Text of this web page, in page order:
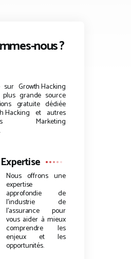
nous ?
sur Growth Hacking
plus grande source
gratuite dédiée
Hacking et autres
Marketing
Expertise
Nous offrons une
expertise
approfondie de
l’industrie de
l’assurance pour
vous aider à mieux
comprendre les
enjeux et les
opportunités.